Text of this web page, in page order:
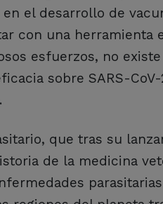
en el desarrollo de
con una herramienta
esfuerzos, no
sobre SARS-
que tras su
de la medicina